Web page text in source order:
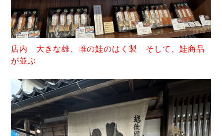
店内 大きな雄、雌の鮭のはく製 そして、鮭商品
が並ぶ